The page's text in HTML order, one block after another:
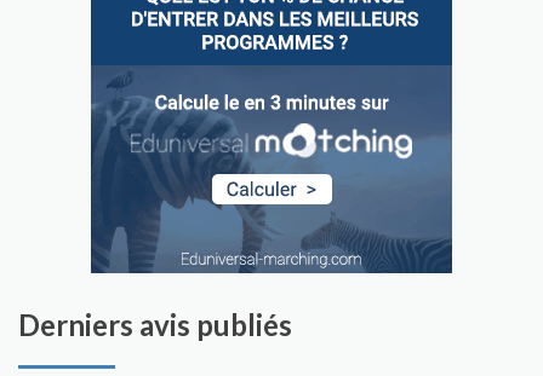
Derniers avis publiés